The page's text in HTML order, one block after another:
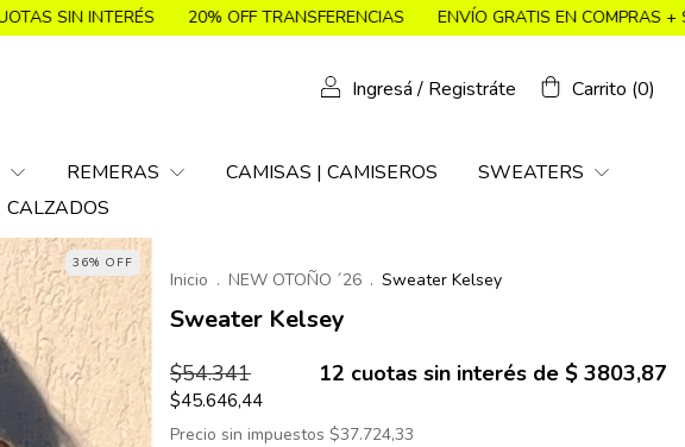
20% OFF TRANSFERENCIAS ENVÍO GRATIS EN COMPRAS + $119.900 🔥
Ingresá/ Registráte Carrito (0)
REMERAS CAMISAS | CAMISEROS
SWEATERS
CALZADOS
36% OFF
Inicio . NEW OTOÑO ´26 . Sweater Kelsey
Sweater Kelsey
$54.341
$45.646,44
12 cuotas sin interés de $ 3803,87
Precio sin impuestos $37.724,33